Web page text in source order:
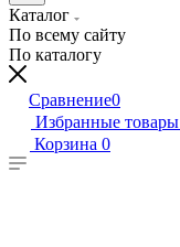
Каталог
По всему сайту
По каталогу
Сравнение0
Избранные товары
Корзина 0